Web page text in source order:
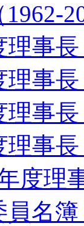
理
理
理
理
年度
名